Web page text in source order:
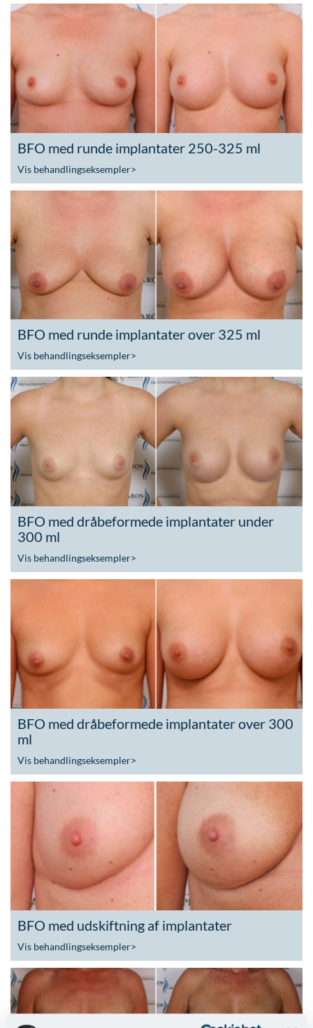
BFO med runde implantater 250-325 ml
Vis behandlingseksempler>
BFO med runde implantater over 325 ml
Vis behandlingseksempler>
BFO med dråbeformede implantater under
300 ml
Vis behandlingseksempler>
BFO med dråbeformede implantater over 300
ml
Vis behandlingseksempler>
BFO med udskiftning af implantater
Vis behandlingseksempler>